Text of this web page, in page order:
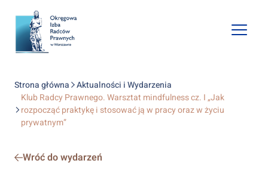
Open
Strona główna
Aktualności i Wydarzenia
Klub Radcy Prawnego. Warsztat mindfulness cz. I „Jak
rozpocząć praktykę i stosować ją w pracy oraz w życiu
prywatnym”
Wróć do wydarzeń